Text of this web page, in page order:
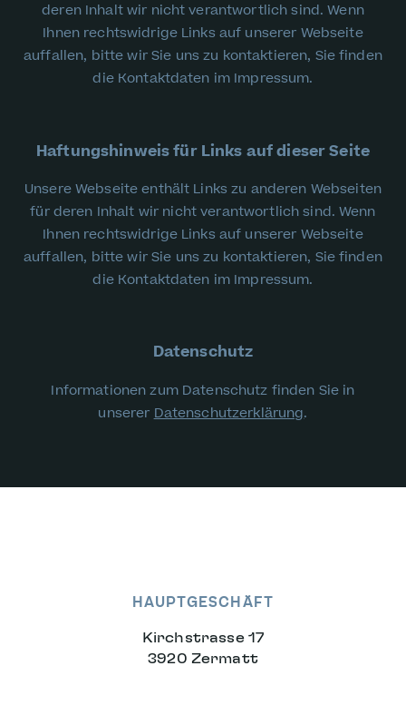
deren Inhalt wir nicht verantwortlich sind. Wenn
Ihnen rechtswidrige Links auf unserer Webseite
auffallen, bitte wir Sie uns zu kontaktieren, Sie finden
die Kontaktdaten im Impressum.
Haftungshinweis für Links auf dieser Seite
Unsere Webseite enthält Links zu anderen Webseiten
für deren Inhalt wir nicht verantwortlich sind. Wenn
Ihnen rechtswidrige Links auf unserer Webseite
auffallen, bitte wir Sie uns zu kontaktieren, Sie finden
die Kontaktdaten im Impressum.
Datenschutz
Informationen zum Datenschutz finden Sie in
unserer Datenschutzerklärung.
HAUPTGESCHÄFT
Kirchstrasse 17
3920 Zermatt